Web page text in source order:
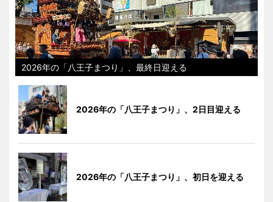
2026年の「八王子まつり」、最終日迎える
2026年の「八王子まつり」、2日目迎える
2026年の「八王子まつり」、初日を迎える